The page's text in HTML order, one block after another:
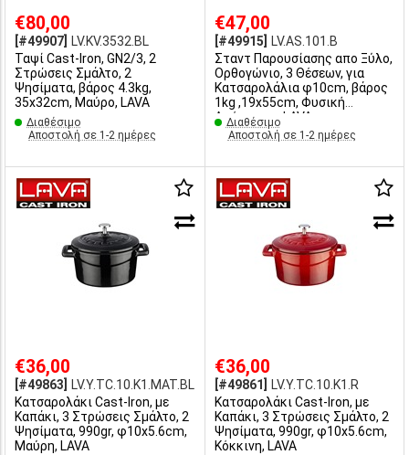
€80,00
[#49907]
LV.KV.3532.BL
Ταψί Cast-Iron, GN2/3, 2
Στρώσεις Σμάλτο, 2
Ψησίματα, βάρος 4.3kg,
35x32cm, Μαύρο, LAVA
Διαθέσιμο
Αποστολή σε 1-2 ημέρες
€47,00
[#49915]
LV.AS.101.B
Σταντ Παρουσίασης απο Ξύλο,
Ορθογώνιο, 3 Θέσεων, για
Κατσαρολάλια φ10cm, βάρος
1kg ,19x55cm, Φυσική
Απόχρωση, LAVA
Διαθέσιμο
Αποστολή σε 1-2 ημέρες
€36,00
[#49863]
LV.Y.TC.10.K1.MAT.BL
Κατσαρολάκι Cast-Iron, με
Καπάκι, 3 Στρώσεις Σμάλτο, 2
Ψησίματα, 990gr, φ10x5.6cm,
Μαύρη, LAVA
€36,00
[#49861]
LV.Y.TC.10.K1.R
Κατσαρολάκι Cast-Iron, με
Καπάκι, 3 Στρώσεις Σμάλτο, 2
Ψησίματα, 990gr, φ10x5.6cm,
Κόκκινη, LAVA